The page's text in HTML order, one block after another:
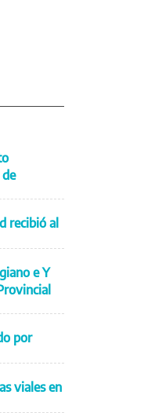
recibió al
e Y
por
viales en